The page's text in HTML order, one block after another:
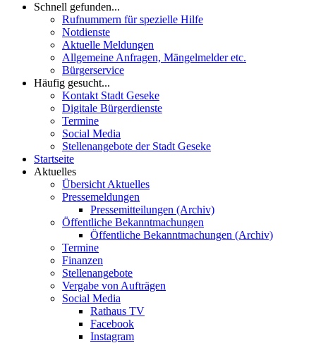
Schnell gefunden...
Rufnummern für spezielle Hilfe
Notdienste
Aktuelle Meldungen
Allgemeine Anfragen, Mängelmelder etc.
Bürgerservice
Häufig gesucht...
Kontakt Stadt Geseke
Digitale Bürgerdienste
Termine
Social Media
Stellenangebote der Stadt Geseke
Startseite
Aktuelles
Übersicht Aktuelles
Pressemeldungen
Pressemitteilungen (Archiv)
Öffentliche Bekanntmachungen
Öffentliche Bekanntmachungen (Archiv)
Termine
Finanzen
Stellenangebote
Vergabe von Aufträgen
Social Media
Rathaus TV
Facebook
Instagram